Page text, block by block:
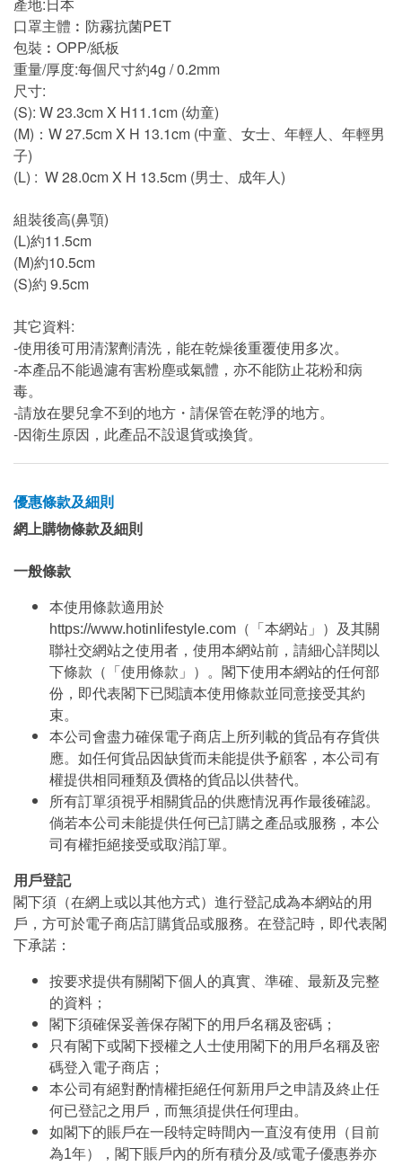
產地:日本
口罩主體︰防霧抗菌PET
包裝︰OPP/紙板
重量/厚度:每個尺寸約4g / 0.2mm
尺寸:
(S): W 23.3cm X H11.1cm (幼童)
(M)：W 27.5cm X H 13.1cm (中童、女士、年輕人、年輕男
子)
(L) : W 28.0cm X H 13.5cm (男士、成年人)
組裝後高(鼻顎)
(L)約11.5cm
(M)約10.5cm
(S)約 9.5cm
其它資料:
-使用後可用清潔劑清洗，能在乾燥後重覆使用多次。
-本產品不能過濾有害粉塵或氣體，亦不能防止花粉和病
毒。
-請放在嬰兒拿不到的地方・請保管在乾淨的地方。
-因衛生原因，此產品不設退貨或換貨。
優惠條款及細則
網上購物條款及細則
一般條款
本使用條款適用於
https://www.hotinlifestyle.com（「本網站」）及其關
聯社交網站之使用者，使用本網站前，請細心詳閱以
下條款（「使用條款」）。閣下使用本網站的任何部
份，即代表閣下已閱讀本使用條款並同意接受其約
束。
本公司會盡力確保電子商店上所列載的貨品有存貨供
應。如任何貨品因缺貨而未能提供予顧客，本公司有
權提供相同種類及價格的貨品以供替代。
所有訂單須視乎相關貨品的供應情況再作最後確認。
倘若本公司未能提供任何已訂購之產品或服務，本公
司有權拒絕接受或取消訂單。
用戶登記
閣下須（在網上或以其他方式）進行登記成為本網站的用
戶，方可於電子商店訂購貨品或服務。在登記時，即代表閣
下承諾：
按要求提供有關閣下個人的真實、準確、最新及完整
的資料；
閣下須確保妥善保存閣下的用戶名稱及密碼；
只有閣下或閣下授權之人士使用閣下的用戶名稱及密
碼登入電子商店；
本公司有絕對酌情權拒絕任何新用戶之申請及終止任
何已登記之用戶，而無須提供任何理由。
如閣下的賬戶在一段特定時間內一直沒有使用（目前
為1年），閣下賬戶內的所有積分及/或電子優惠券亦